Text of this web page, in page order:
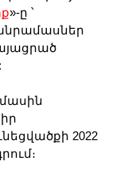
»-ը ՝
2022